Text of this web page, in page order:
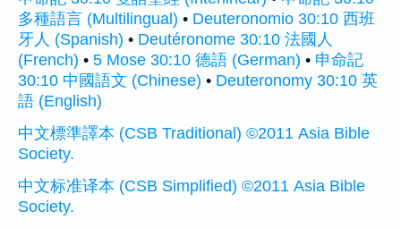
多種語言 (Multilingual) • Deuteronomio 30:10 西班
牙人 (Spanish) • Deutéronome 30:10 法國人
(French) • 5 Mose 30:10 德語 (German) • 申命記
30:10 中國語文 (Chinese) • Deuteronomy 30:10 英
語 (English)
中文標準譯本 (CSB Traditional) ©2011 Asia Bible
Society.
中文标准译本 (CSB Simplified) ©2011 Asia Bible
Society.